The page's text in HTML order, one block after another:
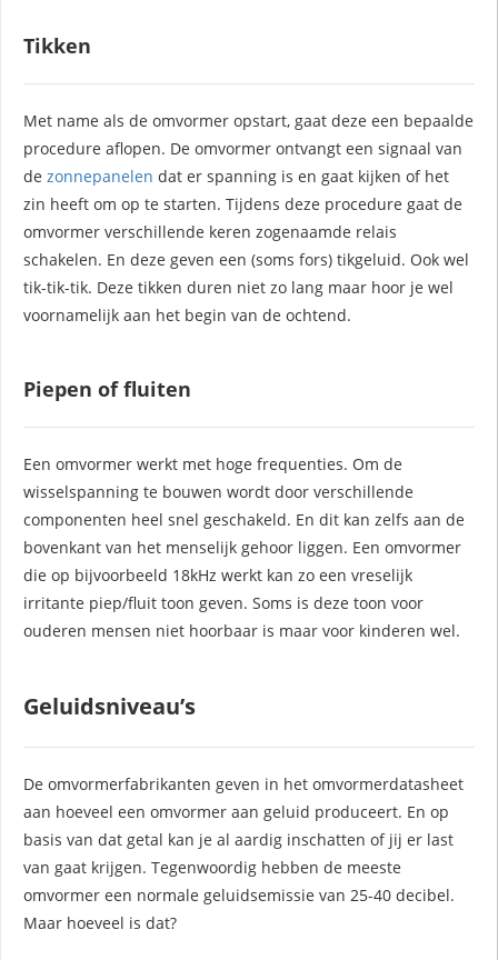
Tikken
Met name als de omvormer opstart, gaat deze een bepaalde
procedure aflopen. De omvormer ontvangt een signaal van
de zonnepanelen dat er spanning is en gaat kijken of het
zin heeft om op te starten. Tijdens deze procedure gaat de
omvormer verschillende keren zogenaamde relais
schakelen. En deze geven een (soms fors) tikgeluid. Ook wel
tik-tik-tik. Deze tikken duren niet zo lang maar hoor je wel
voornamelijk aan het begin van de ochtend.
Piepen of fluiten
Een omvormer werkt met hoge frequenties. Om de
wisselspanning te bouwen wordt door verschillende
componenten heel snel geschakeld. En dit kan zelfs aan de
bovenkant van het menselijk gehoor liggen. Een omvormer
die op bijvoorbeeld 18kHz werkt kan zo een vreselijk
irritante piep/fluit toon geven. Soms is deze toon voor
ouderen mensen niet hoorbaar is maar voor kinderen wel.
Geluidsniveau’s
De omvormerfabrikanten geven in het omvormerdatasheet
aan hoeveel een omvormer aan geluid produceert. En op
basis van dat getal kan je al aardig inschatten of jij er last
van gaat krijgen. Tegenwoordig hebben de meeste
omvormer een normale geluidsemissie van 25-40 decibel.
Maar hoeveel is dat?